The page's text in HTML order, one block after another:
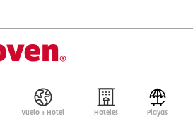
Vuelo + Hotel Hoteles Playas